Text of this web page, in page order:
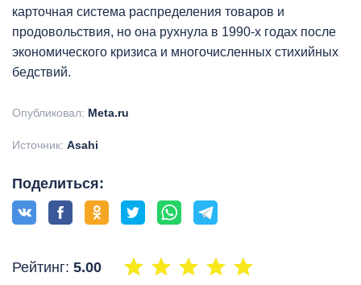
карточная система распределения товаров и
продовольствия, но она рухнула в 1990-х годах после
экономического кризиса и многочисленных стихийных
бедствий.
Опубликовал: Meta.ru
Источник: Asahi
Поделиться:
Рейтинг: 5.00